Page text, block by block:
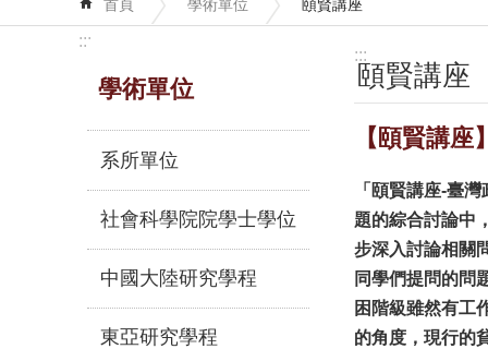
首頁 學術單位 頤賢講座
:::
學術單位
系所單位
社會科學院院學士學位
中國大陸研究學程
東亞研究學程
:::
頤賢講座
【頤賢講
「頤賢講座-臺
題的綜合討論中
步深入討論相關
同學們提問的問
困階級雖然有工
的角度，現行的